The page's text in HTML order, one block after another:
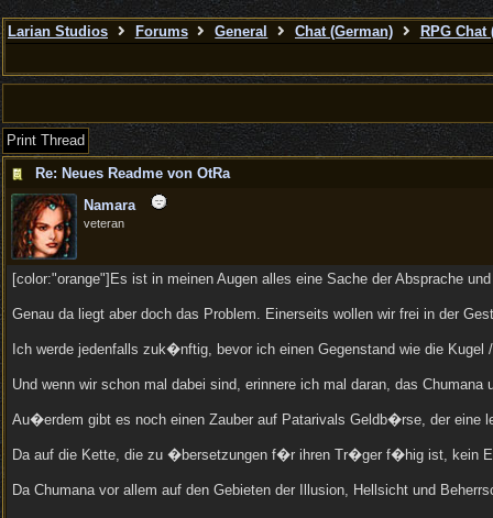
Larian Studios Forums General Chat (German) RPG Chat
Print Thread
Re: Neues Readme von OtRa
Namara
veteran
[color:"orange"]Es ist in meinen Augen alles eine Sache der Absprache
Genau da liegt aber doch das Problem. Einerseits wollen wir frei in der
Ich werde jedenfalls zuk�nftig, bevor ich einen Gegenstand wie die
Und wenn wir schon mal dabei sind, erinnere ich mal daran, das
Au�erdem gibt es noch einen Zauber auf Patarivals Geldb�rse, der
Da auf die Kette, die zu �bersetzungen f�r ihren Tr�ger f�hig ist, kein
Da Chumana vor allem auf den Gebieten der Illusion, Hellsicht und